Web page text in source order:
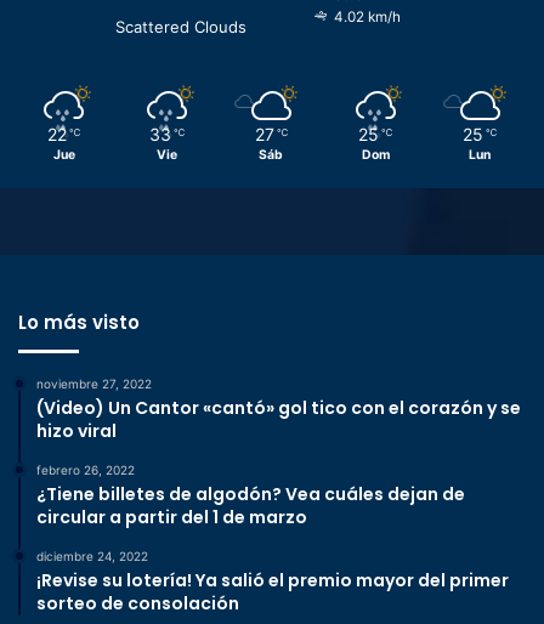
Scattered Clouds
4.02 km/h
22 ℃
Jue
33 ℃
Vie
27 ℃
Sáb
25 ℃
Dom
25 ℃
Lun
Lo más visto
noviembre 27, 2022
(Video) Un Cantor «cantó» gol tico con el corazón y se
hizo viral
febrero 26, 2022
¿Tiene billetes de algodón? Vea cuáles dejan de
circular a partir del 1 de marzo
diciembre 24, 2022
¡Revise su lotería! Ya salió el premio mayor del primer
sorteo de consolación